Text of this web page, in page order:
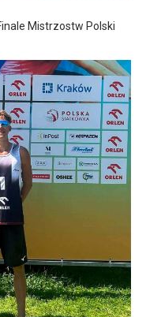
Mistrzostw Polski